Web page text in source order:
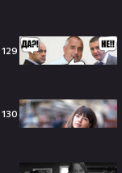
129
130